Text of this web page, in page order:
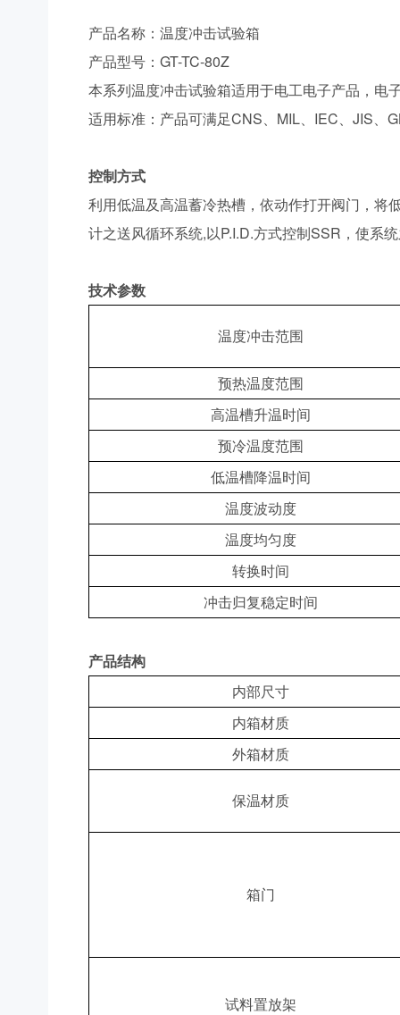
产品名称：温度冲击试验箱
产品型号：GT-TC-80Z
本系列温度冲击试验箱适用于电工电子产品，电
适用标准：产品可满足CNS、MIL、IEC、JIS、
控制方式
利用低温及高温蓄冷热槽，依动作打开阀门，将
计之送风循环系统,以P.I.D.方式控制SSR，使系
技术参数
温度冲击范围
预热温度范围
高温槽升温时间
预冷温度范围
低温槽降温时间
温度波动度
温度均匀度
转换时间
冲击归复稳定时间
产品结构
内部尺寸
内箱材质
外箱材质
保温材质
箱门
试料置放架